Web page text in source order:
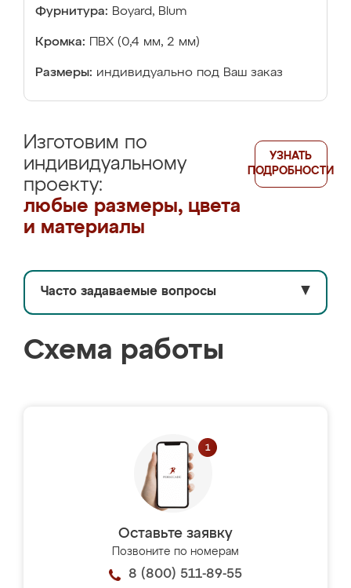
Фурнитура: Boyard, Blum
Кромка: ПВХ (0,4 мм, 2 мм)
Размеры: индивидуально под Ваш заказ
Изготовим по
индивидуальному
проекту:
любые размеры, цвета
и материалы
УЗНАТЬ
ПОДРОБНОСТИ
Часто задаваемые вопросы ▼
Схема работы
Оставьте заявку
Позвоните по номерам
8 (800) 511-89-55